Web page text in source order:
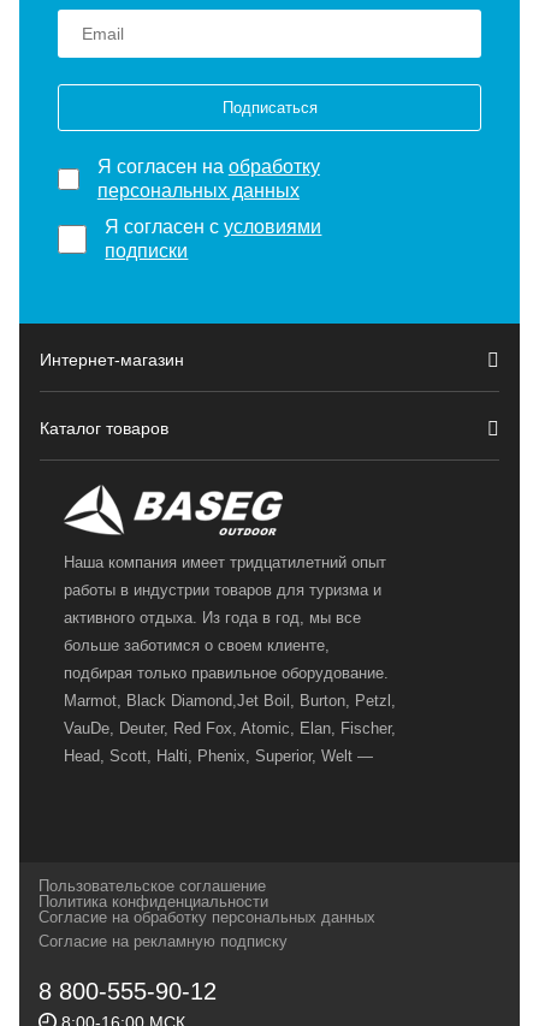
Подписаться
Я согласен на обработку
персональных данных
Я согласен сусловиями
подписки
Интернет-магазин
Каталог товаров
Наша компания имеет тридцатилетний опыт
работы в индустрии товаров для туризма и
активного отдыха. Из года в год, мы все
больше заботимся о своем клиенте,
подбирая только правильное оборудование.
Marmot, Black Diamond,Jet Boil, Burton, Petzl,
VauDe, Deuter, Red Fox, Atomic, Elan, Fischer,
Head, Scott, Halti, Phenix, Superior, Welt —
и взыскательных путешественников,
спортсменов и отдыхающих.
Геннадьевич
Пользовательское соглашение
Политика конфиденциальности
Согласие на обработку персональных данных
Согласие на рекламную подписку
8 800-555-90-12
8:00-16:00 МСК